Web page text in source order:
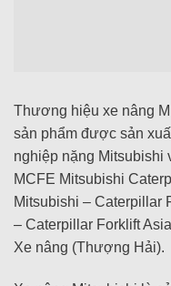
Thương hiệu xe nâng
sản phẩm được sản
nghiệp nặng Mitsubishi
MCFE Mitsubishi
Mitsubishi – Caterpillar
– Caterpillar Forklift
Xe nâng (Thượng Hải).